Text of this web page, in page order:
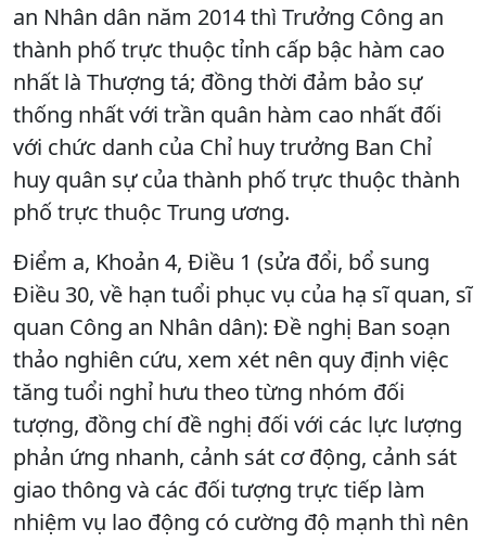
an Nhân dân năm 2014 thì Trưởng Công an
thành phố trực thuộc tỉnh cấp bậc hàm cao
nhất là Thượng tá; đồng thời đảm bảo sự
thống nhất với trần quân hàm cao nhất đối
với chức danh của Chỉ huy trưởng Ban Chỉ
huy quân sự của thành phố trực thuộc thành
phố trực thuộc Trung ương.
Điểm a, Khoản 4, Điều 1 (sửa đổi, bổ sung
Điều 30, về hạn tuổi phục vụ của hạ sĩ quan, sĩ
quan Công an Nhân dân): Đề nghị Ban soạn
thảo nghiên cứu, xem xét nên quy định việc
tăng tuổi nghỉ hưu theo từng nhóm đối
tượng, đồng chí đề nghị đối với các lực lượng
phản ứng nhanh, cảnh sát cơ động, cảnh sát
giao thông và các đối tượng trực tiếp làm
nhiệm vụ lao động có cường độ mạnh thì nên